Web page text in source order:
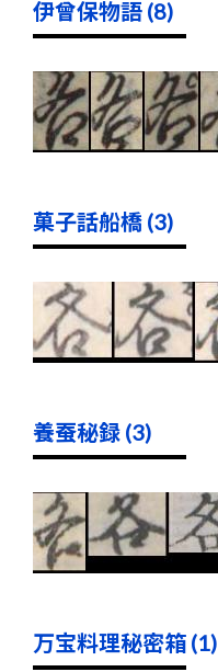
伊曾保物語 (8)
菓子話船橋 (3)
養蚕秘録 (3)
万宝料理秘密箱 (1)